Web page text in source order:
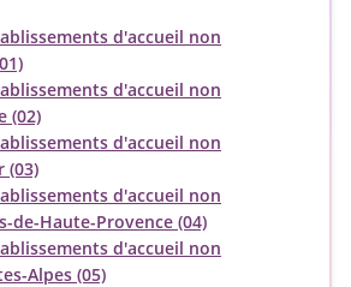
d'accueil non
d'accueil non
(02)
d'accueil non
(03)
d'accueil non
de-Haute-Provence (04)
d'accueil non
Alpes (05)